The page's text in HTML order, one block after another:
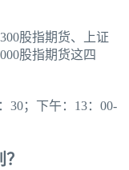
股指期货、上证
股指期货这四
30；下午：13：00-